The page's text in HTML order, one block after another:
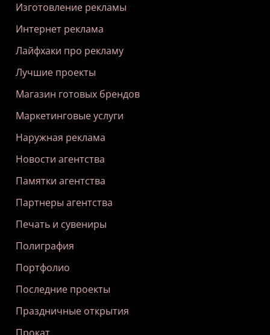
Изготовление рекламы
Интернет реклама
Лайфхаки про рекламу
Лучшие проекты
Магазин готовых брендов
Маркетинговые услуги
Наружная реклама
Новости агентства
Памятки агентства
Партнеры агентства
Печать и сувениры
Полиграфия
Портфолио
Последние проекты
Праздничные открытия